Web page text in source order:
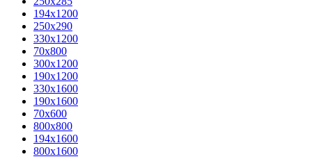
194x1200
250x290
330x1200
70x800
300x1200
190x1200
330x1600
190x1600
70x600
800x800
194x1600
800x1600